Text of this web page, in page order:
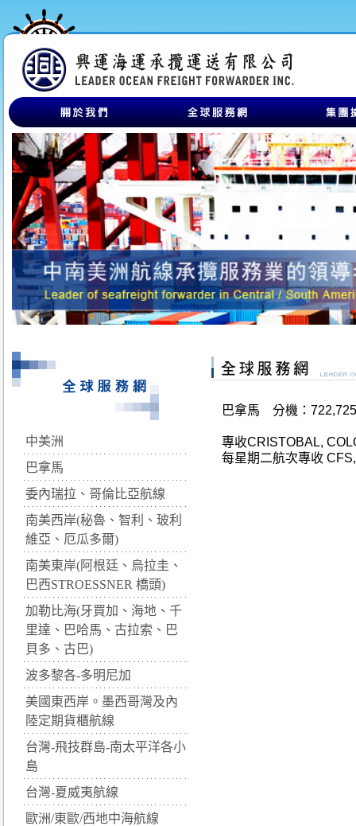
中美洲
巴拿馬
委內瑞拉、哥倫比亞航線
南美西岸(秘魯、智利、玻利
維亞、厄瓜多爾)
南美東岸(阿根廷、烏拉圭、
巴西STROESSNER 橋頭)
加勒比海(牙買加、海地、千
里達、巴哈馬、古拉索、巴
貝多、古巴)
波多黎各-多明尼加
美國東西岸。墨西哥灣及內
陸定期貨櫃航線
台灣-飛技群島-南太平洋各小
島
台灣-夏威夷航線
歐洲/東歐/西地中海航線
巴拿馬 分機：722,725
專收CRISTOBAL,
每星期二航次專收